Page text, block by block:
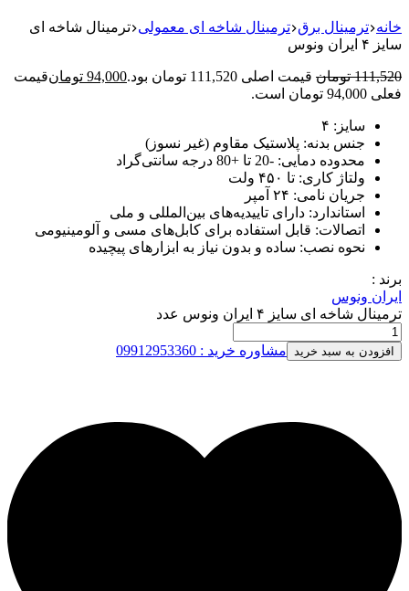
خانه ترمینال برق ترمینال شاخه ای معمولی ترمینال شاخه ای
سایز ۴ ایران ونوس
111,520 تومان قیمت اصلی 111,520 تومان بود. 94,000 تومانقیمت
فعلی 94,000 تومان است.
سایز: ۴
جنس بدنه: پلاستیک مقاوم (غیر نسوز)
محدوده دمایی: -20 تا +80 درجه سانتی‌گراد
ولتاژ کاری: تا ۴۵۰ ولت
جریان نامی: ۲۴ آمپر
استاندارد: دارای تاییدیه‌های بین‌المللی و ملی
اتصالات: قابل استفاده برای کابل‌های مسی و آلومینیومی
نحوه نصب: ساده و بدون نیاز به ابزارهای پیچیده
برند :
ایران ونوس
ترمینال شاخه ای سایز ۴ ایران ونوس عدد
افزودن به سبد خرید مشاوره خرید : 09912953360